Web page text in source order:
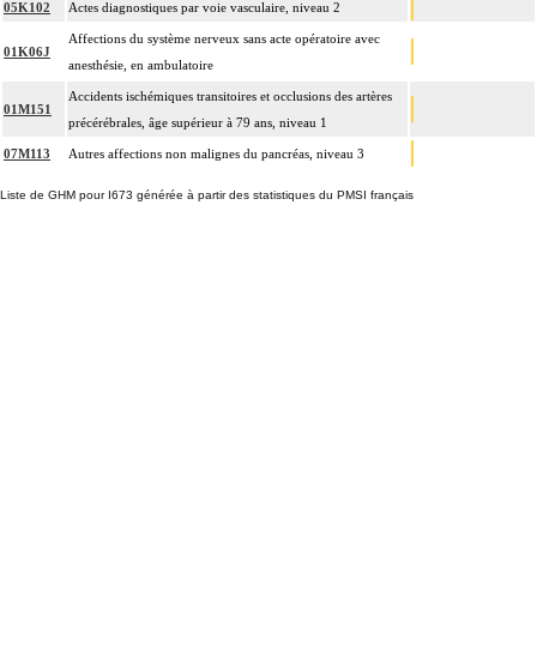
05K102 Actes diagnostiques par voie vasculaire, niveau 2
01K06J
Affections du système nerveux sans acte opératoire avec
anesthésie, en ambulatoire
01M151
Accidents ischémiques transitoires et occlusions des artères
précérébrales, âge supérieur à 79 ans, niveau 1
07M113 Autres affections non malignes du pancréas, niveau 3
Liste de GHM pour I673 générée à partir des statistiques du PMSI français